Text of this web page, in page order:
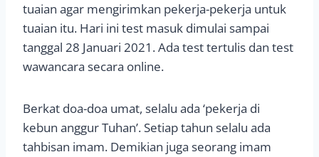
tuaian agar mengirimkan pekerja-pekerja untuk
tuaian itu. Hari ini test masuk dimulai sampai
tanggal 28 Januari 2021. Ada test tertulis dan test
wawancara secara online.
Berkat doa-doa umat, selalu ada ‘pekerja di
kebun anggur Tuhan’. Setiap tahun selalu ada
tahbisan imam. Demikian juga seorang imam